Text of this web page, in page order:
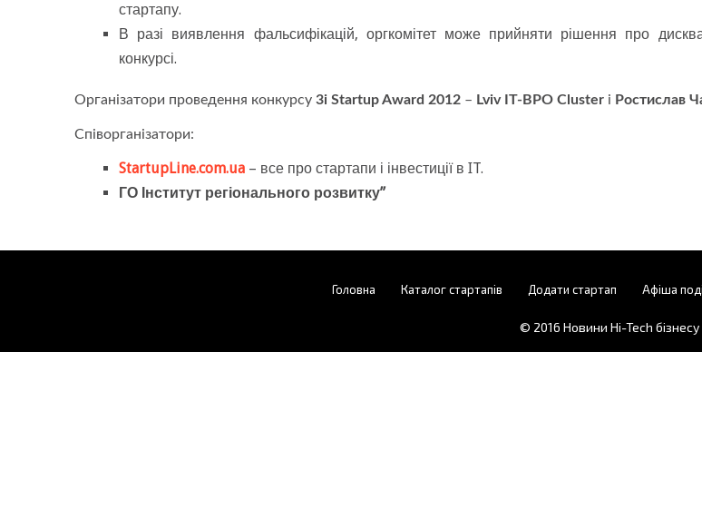
стартапу.
В разі виявлення фальсифікацій, оргкомітет може прийняти рішення про
конкурсі.
Організатори проведення конкурсу 3i Startup Award 2012 – Lviv IT-BPO Cluster і Ростислав
Співорганізатори:
StartupLine.com.ua – все про стартапи і інвестиції в IT.
ГО Інститут регіонального розвитку”
Головна Каталог стартапів Додати стартап Афіша
© 2016 Новини Hi-Tech бізнесу